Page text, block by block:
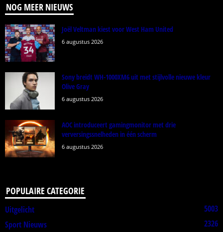
NOG MEER NIEUWS
Joël Veltman kiest voor West Ham United
6 augustus 2026
Sony breidt WH-1000XM6 uit met stijlvolle nieuwe kleur
Olive Gray
6 augustus 2026
AOC introduceert gamingmonitor met drie
verversingssnelheden in één scherm
6 augustus 2026
POPULAIRE CATEGORIE
Uitgelicht
5003
Sport Nieuws
2326